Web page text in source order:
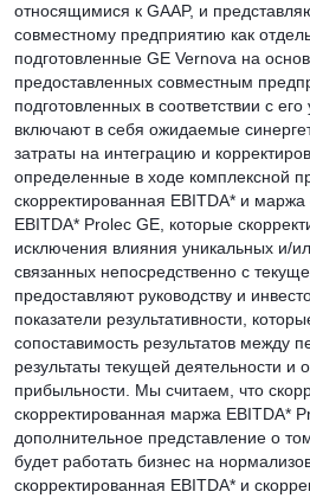
относящимися к GAAP, и
совместному предприятию как
подготовленные GE Vernova на
предоставленных совместным
подготовленных в соответствии с
включают в себя ожидаемые
затраты на интеграцию и
определенные в ходе комплексной
скорректированная EBITDA* и маржа
EBITDA* Prolec GE, которые
исключения влияния уникальных и/
связанных непосредственно с
предоставляют руководству и
показатели результативности,
сопоставимость результатов между
результаты текущей деятельности и
прибыльности. Мы считаем, что
скорректированная маржа EBITDA*
дополнительное представление о
будет работать бизнес на
скорректированная EBITDA* и